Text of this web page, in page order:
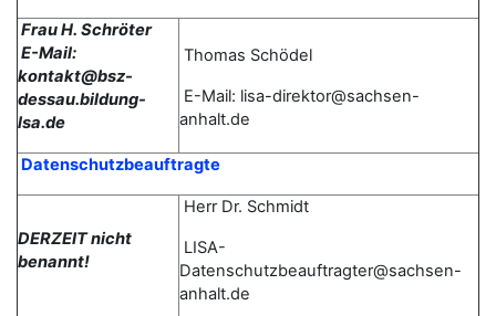
Frau H. Schröter
E-Mail:
kontakt@bsz-
dessau.bildung-
lsa.de
Thomas Schödel
E-Mail: lisa-direktor@sachsen-
anhalt.de
Datenschutzbeauftragte
DERZEIT nicht
benannt!
Herr Dr. Schmidt
LISA-
Datenschutzbeauftragter@sachsen-
anhalt.de